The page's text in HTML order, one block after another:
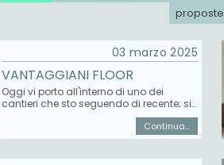
proposte
03 marzo 2025
VANTAGGIANI FLOOR
Oggi vi porto all'interno di uno dei
cantieri che sto seguendo di recente; si
tratta di una masseria situata a
Boncore nel Comune di Nardò. Entrando
nell'atrio dall'ingresso principale
Continua...